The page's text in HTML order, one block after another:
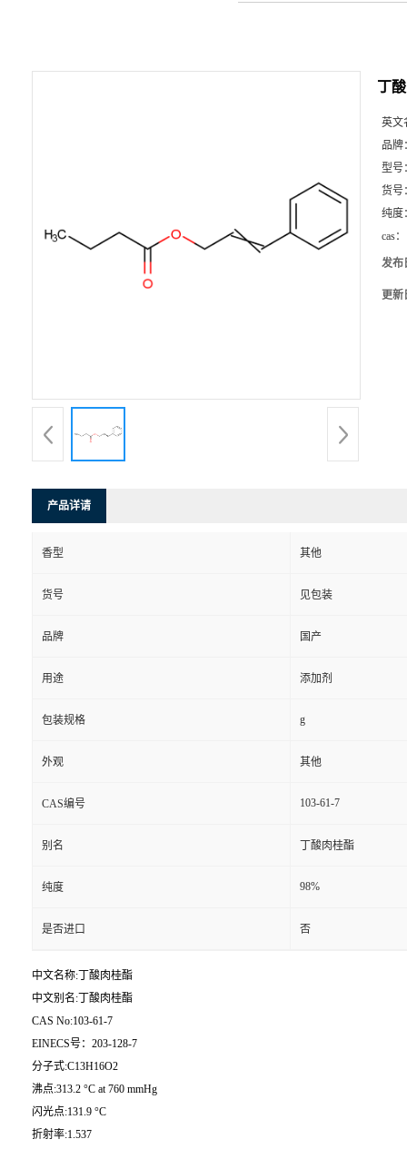
丁
英文
品牌
型号
货号
纯度
cas：
发布
更新
产品详请
香型 其他
货号 见包装
品牌 国产
用途 添加剂
包装规格 g
外观 其他
CAS编号 103-61-7
别名 丁酸肉桂酯
纯度 98%
是否进口 否
中文名称:丁酸肉桂酯
中文别名:丁酸肉桂酯
CAS No:103-61-7
EINECS号：203-128-7
分子式:C13H16O2
沸点:313.2 °C at 760 mmHg
闪光点:131.9 °C
折射率:1.537